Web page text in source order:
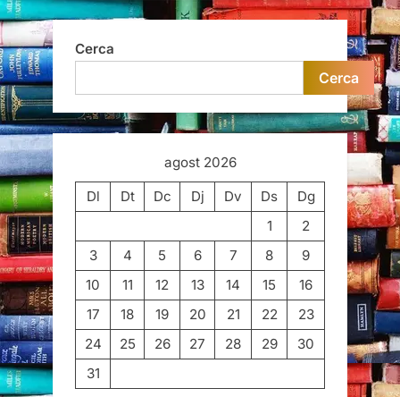
Cerca
Cerca
agost 2026
Dl
Dt Dc Dj Dv Ds
Dg
1
2
3
4 5 6 7 8
9
10
11 12 13 14 15
16
17
18 19 20 21 22
23
24
25 26 27 28 29
30
31